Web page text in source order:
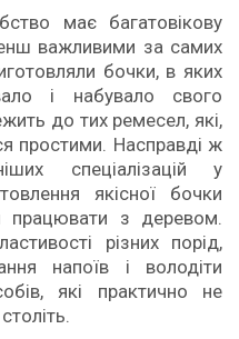
має багатовікову
важливими за самих
бочки, в яких
і набувало свого
до тих ремесел, які,
простими. Насправді ж
спеціалізацій у
якісної бочки
працювати з деревом.
різних порід,
напоїв і володіти
які практично не